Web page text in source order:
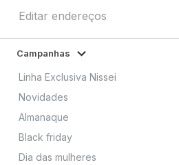
Editar endereços
Campanhas
Linha Exclusiva Nissei
Novidades
Almanaque
Black friday
Dia das mulheres